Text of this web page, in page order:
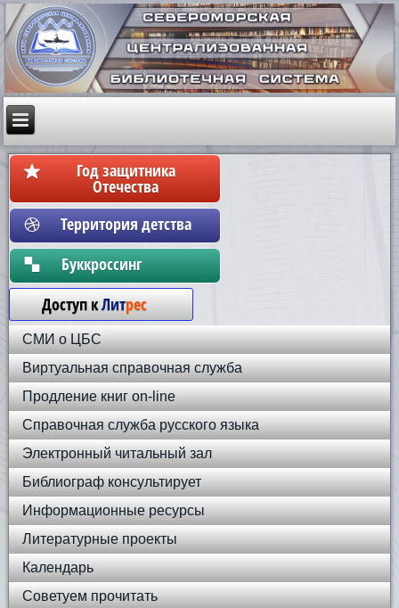
Год защитника
Отечества
Территория детства
Бyккpoccинг
Доступ кЛитрес
СМИ о ЦБС
Виртуальная справочная служба
Продление книг on-line
Справочная служба русского языка
Электронный читальный зал
Библиограф консультирует
Информационные ресурсы
Литературные проекты
Календарь
Советуем прочитать